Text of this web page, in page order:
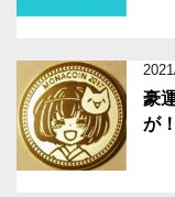
豪
が！